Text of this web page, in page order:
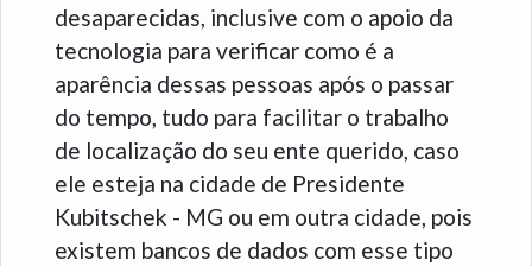
desaparecidas, inclusive com o apoio da
tecnologia para verificar como é a
aparência dessas pessoas após o passar
do tempo, tudo para facilitar o trabalho
de localização do seu ente querido, caso
ele esteja na cidade de Presidente
Kubitschek - MG ou em outra cidade, pois
existem bancos de dados com esse tipo